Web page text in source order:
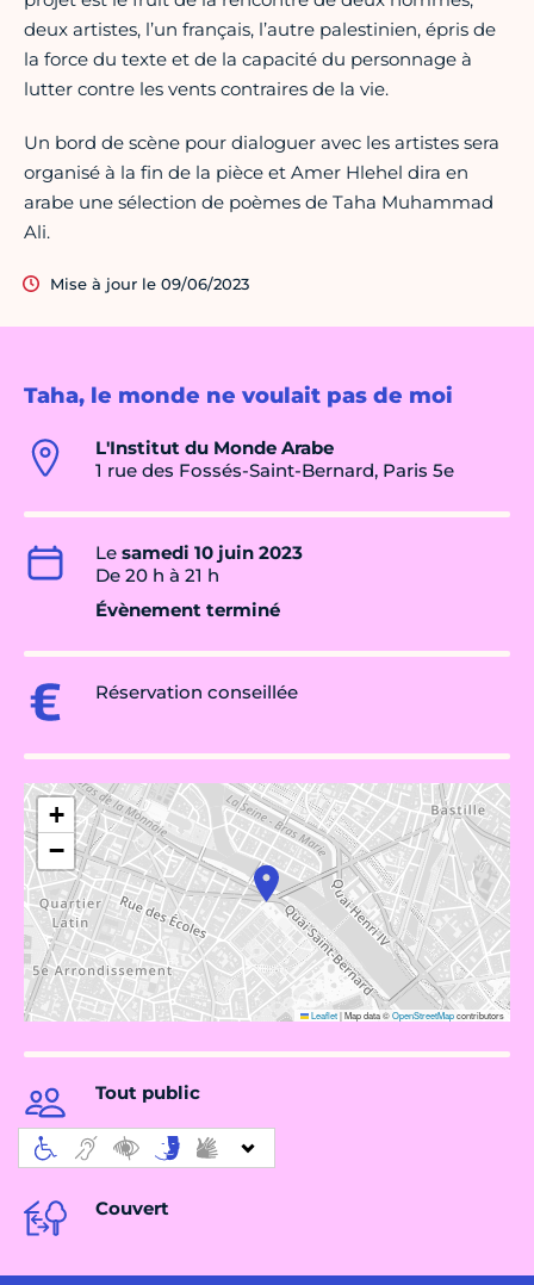
Taha, le monde ne voulait pas de moi
L'Institut du Monde Arabe
1 rue des Fossés-Saint-Bernard, Paris 5e
Le samedi 10 juin 2023
De 20 h à 21 h
Évènement terminé
Réservation conseillée
+
−
Leaflet|Map data ©OpenStreetMapcontributors
Tout public
Couvert
deux artistes, l’un français, l’autre palestinien, épris de
la force du texte et de la capacité du personnage à
lutter contre les vents contraires de la vie.
Un bord de scène pour dialoguer avec les artistes sera
organisé à la fin de la pièce et Amer Hlehel dira en
arabe une sélection de poèmes de Taha Muhammad
Ali.
Mise à jour le 09/06/2023